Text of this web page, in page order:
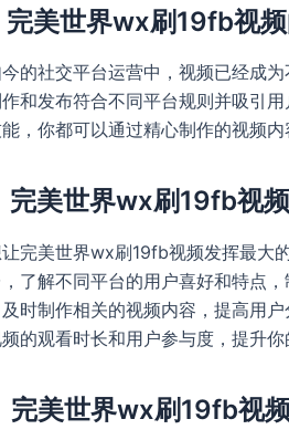
完美世界wx刷19fb视
的社交平台运营中，视频已经成
和发布符合不同平台规则并吸引
，你都可以通过精心制作的视频内
完美世界wx刷19fb视
完美世界wx刷19fb视频发挥最大
了解不同平台的用户喜好和特点
时制作相关的视频内容，提高用
的观看时长和用户参与度，提升你
完美世界wx刷19fb视